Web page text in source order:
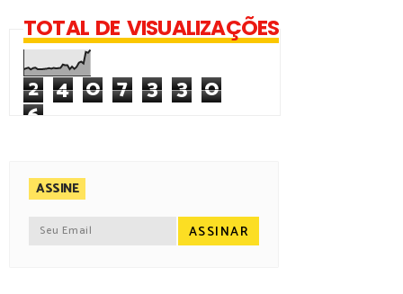
TOTAL DE VISUALIZAÇÕES
2 4 0 7 3 3 0
6
ASSINE